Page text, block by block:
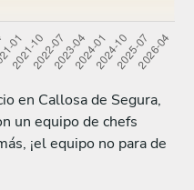
en Callosa de Segura,
un equipo de chefs
¡el equipo no para de